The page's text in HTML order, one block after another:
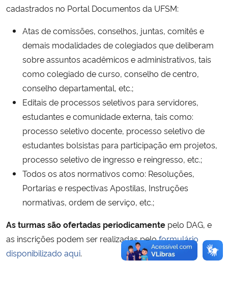
Planalto
cadastrados no Portal Documentos da UFSM:
Atas de comissões, conselhos, juntas, comitês e
demais modalidades de colegiados que deliberam
sobre assuntos acadêmicos e administrativos, tais
como colegiado de curso, conselho de centro,
conselho departamental, etc.;
Editais de processos seletivos para servidores,
estudantes e comunidade externa, tais como:
processo seletivo docente, processo seletivo de
estudantes bolsistas para participação em projetos,
processo seletivo de ingresso e reingresso, etc.;
Todos os atos normativos como: Resoluções,
Portarias e respectivas Apostilas, Instruções
normativas, ordem de serviço, etc.;
As turmas são ofertadas periodicamente pelo DAG, e
as inscrições podem ser realizadas peloformulário
disponibilizado aqui.